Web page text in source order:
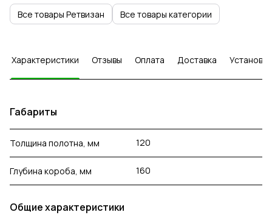
Все товары Ретвизан Все товары категории
Характеристики Отзывы Оплата Доставка Установка
Габариты
Толщина полотна, мм 120
Глубина короба, мм 160
Общие характеристики